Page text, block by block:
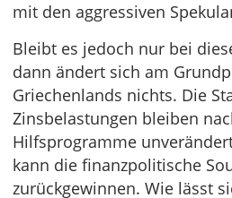
mit den aggressiven
Bleibt es jedoch nur bei
dann ändert sich am
Griechenlands nichts. Die
Zinsbelastungen bleiben
Hilfsprogramme
kann die finanzpolitische
zurückgewinnen. Wie lässt